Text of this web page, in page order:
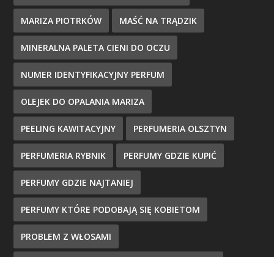
MARIZA PIOTRKÓW MAŚĆ NA TRĄDZIK
MINERALNA PALETA CIENI DO OCZU
NUMER IDENTYFIKACYJNY PERFUM
OLEJEK DO OPALANIA MARIZA
PEELING KAWITACYJNY PERFUMERIA OLSZTYN
PERFUMERIA RYBNIK PERFUMY GDZIE KUPIĆ
PERFUMY GDZIE NAJTANIEJ
PERFUMY KTÓRE PODOBAJĄ SIĘ KOBIETOM
PROBLEM Z WŁOSAMI